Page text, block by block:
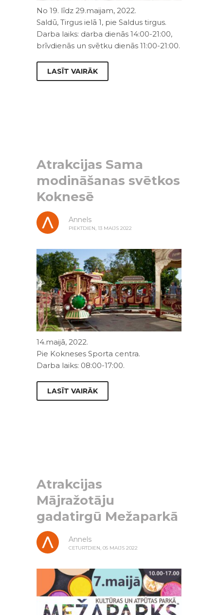
No 19. līdz 29.maijam, 2022.
Saldū, Tirgus ielā 1, pie Saldus tirgus.
Darba laiks: darba dienās 14:00-21:00,
brīvdienās un svētku dienās 11:00-21:00.
LASĪT VAIRĀK
Atrakcijas Sama
modināšanas svētkos
Koknesē
Annels
PIEKTDIEN, 13 MAIJS 2022
14.maijā, 2022.
Pie Kokneses Sporta centra.
Darba laiks: 08:00-17:00.
LASĪT VAIRĀK
Atrakcijas
Mājražotāju
gadatirgū Mežaparkā
Annels
CETURTDIEN, 05 MAIJS 2022